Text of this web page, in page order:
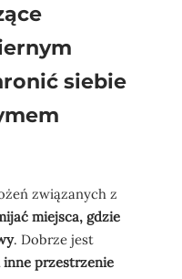
siebie
związanych z
miejsca, gdzie
. Dobrze jest
przestrzenie